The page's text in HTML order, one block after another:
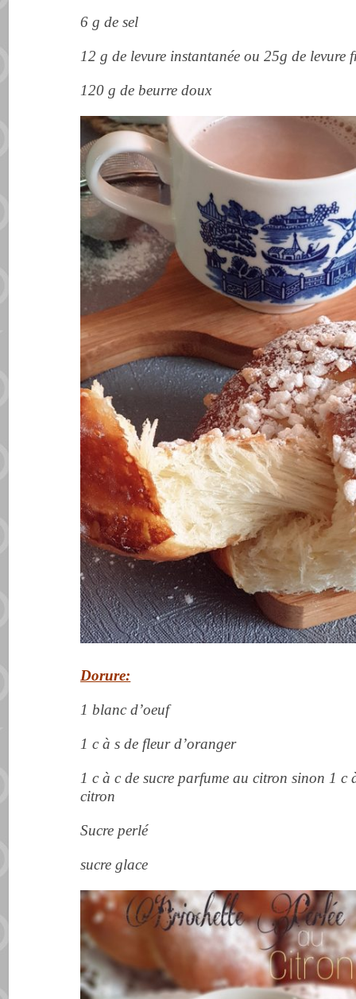
6 g de sel
12 g de levure instantanée ou 25g de levure
120 g de beurre doux
Dorure:
1 blanc d’oeuf
1 c à s de fleur d’oranger
1 c à c de sucre parfume au citron sinon 1 c
citron
Sucre perlé
sucre glace